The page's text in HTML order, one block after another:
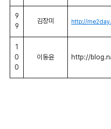
9
9
김장미 http://
1
0
0
이동윤 http://